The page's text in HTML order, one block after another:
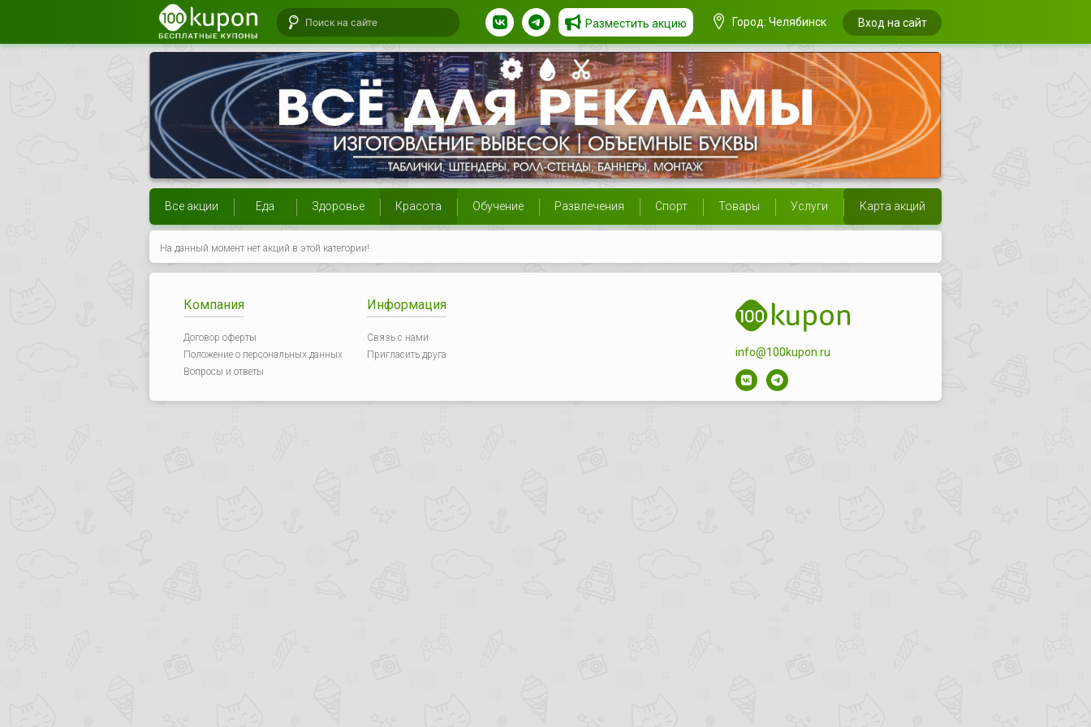
Разместить акцию Город: Челябинск Вход на сайт
Все акции Еда Здоровье Красота Обучение Развлечения Спорт Товары Услуги Карта акций
На данный момент нет акций в этой категории!
Компания
Договор оферты
Положение о персональных данных
Вопросы и ответы
Информация
Связь с нами
Пригласить друга
info@100kupon.ru